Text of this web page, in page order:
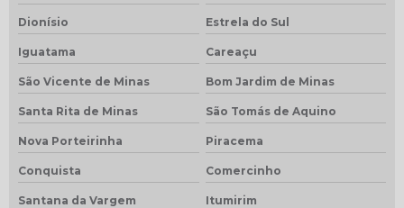
Dionísio Estrela do Sul
Iguatama Careaçu
São Vicente de Minas Bom Jardim de Minas
Santa Rita de Minas São Tomás de Aquino
Nova Porteirinha Piracema
Conquista Comercinho
Santana da Vargem Itumirim